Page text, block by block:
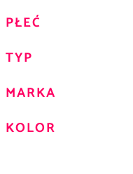
a
PŁEĆ
TYP
MARKA
KOLOR